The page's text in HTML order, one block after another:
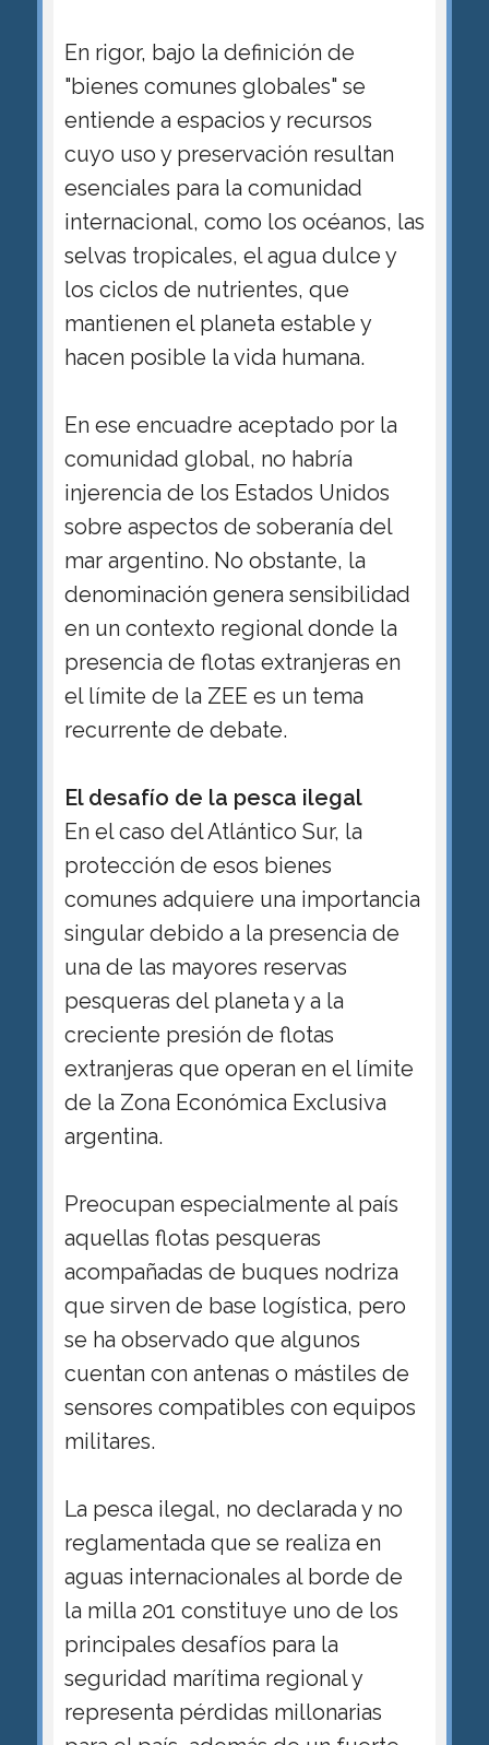
En rigor, bajo la definición de
"bienes comunes globales" se
entiende a espacios y recursos
cuyo uso y preservación resultan
esenciales para la comunidad
internacional, como los océanos, las
selvas tropicales, el agua dulce y
los ciclos de nutrientes, que
mantienen el planeta estable y
hacen posible la vida humana.
En ese encuadre aceptado por la
comunidad global, no habría
injerencia de los Estados Unidos
sobre aspectos de soberanía del
mar argentino. No obstante, la
denominación genera sensibilidad
en un contexto regional donde la
presencia de flotas extranjeras en
el límite de la ZEE es un tema
recurrente de debate.
El desafío de la pesca ilegal
En el caso del Atlántico Sur, la
protección de esos bienes
comunes adquiere una importancia
singular debido a la presencia de
una de las mayores reservas
pesqueras del planeta y a la
creciente presión de flotas
extranjeras que operan en el límite
de la Zona Económica Exclusiva
argentina.
Preocupan especialmente al país
aquellas flotas pesqueras
acompañadas de buques nodriza
que sirven de base logística, pero
se ha observado que algunos
cuentan con antenas o mástiles de
sensores compatibles con equipos
militares.
La pesca ilegal, no declarada y no
reglamentada que se realiza en
aguas internacionales al borde de
la milla 201 constituye uno de los
principales desafíos para la
seguridad marítima regional y
representa pérdidas millonarias